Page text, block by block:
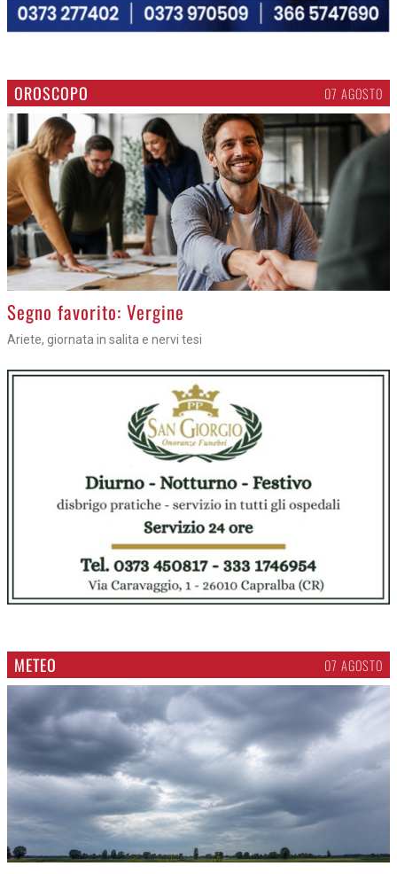
OROSCOPO 07 AGOSTO
>
Segno favorito: Vergine
Ariete, giornata in salita e nervi tesi
METEO 07 AGOSTO